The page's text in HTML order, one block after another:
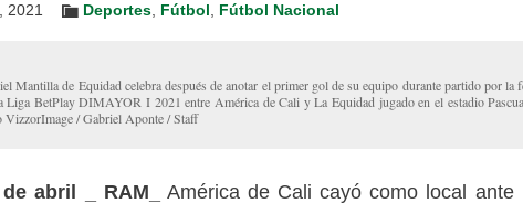
2021 Deportes Fútbol Fútbol Nacional
Mantilla de Equidad celebra después de anotar el primer gol de su equipo durante partido por la
Liga BetPlay DIMAYOR I 2021 entre América de Cali y La Equidad jugado en el estadio
VizzorImage / Gabriel Aponte / Staff
abril _ RAM_
América de Cali cayó como local ante